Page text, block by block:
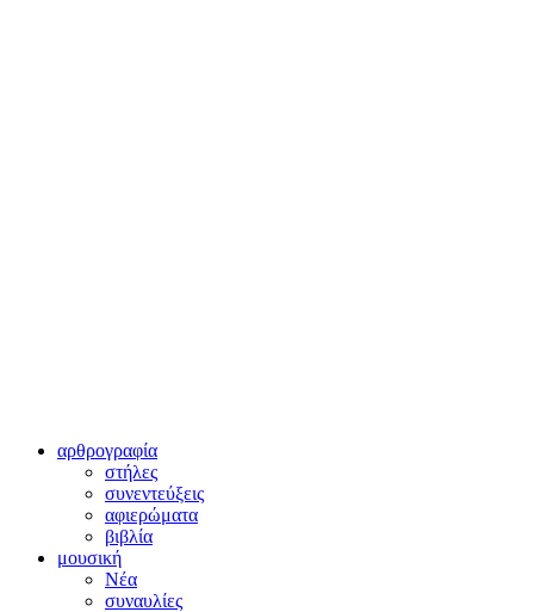
αρθρογραφία
στήλες
συνεντεύξεις
αφιερώματα
βιβλία
μουσική
Νέα
συναυλίες